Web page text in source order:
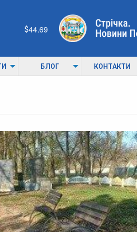
44.69
БЛОГ КОНТАКТИ